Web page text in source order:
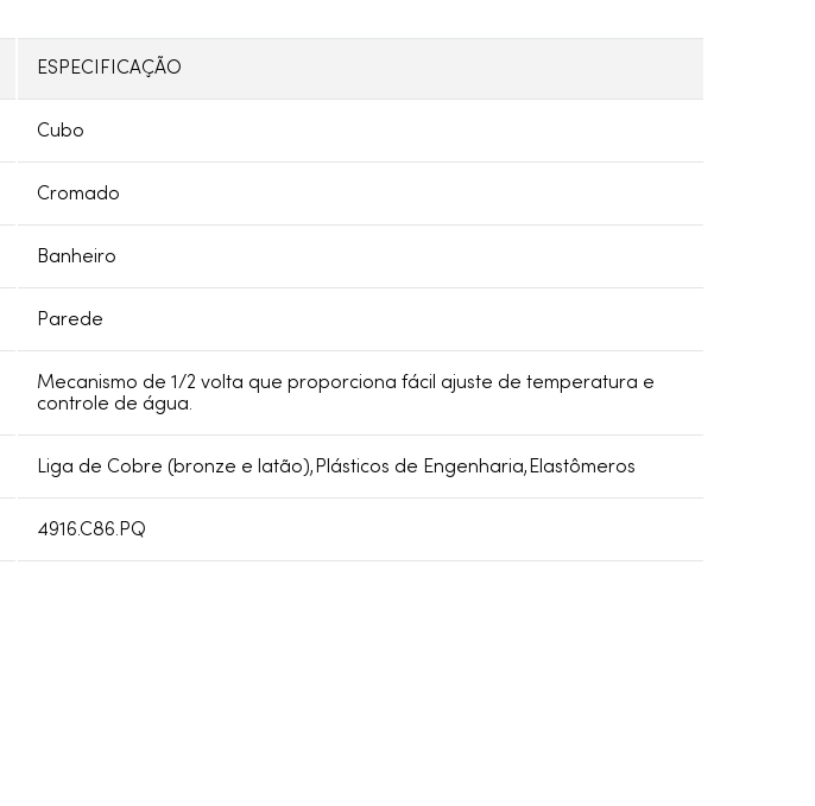
ESPECIFICAÇÃO
Cubo
Cromado
Banheiro
Parede
Mecanismo de 1/2 volta que proporciona fácil ajuste de temperatura e
controle de água.
Liga de Cobre (bronze e latão),Plásticos de Engenharia,Elastômeros
4916.C86.PQ